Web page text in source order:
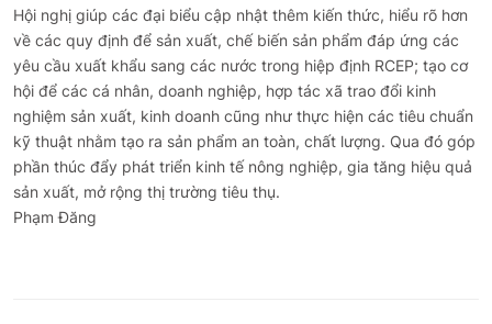
Hội nghị giúp các đại biểu cập nhật thêm kiến thức, hiểu rõ hơn
về các quy định để sản xuất, chế biến sản phẩm đáp ứng các
yêu cầu xuất khẩu sang các nước trong hiệp định RCEP; tạo cơ
hội để các cá nhân, doanh nghiệp, hợp tác xã trao đổi kinh
nghiệm sản xuất, kinh doanh cũng như thực hiện các tiêu chuẩn
kỹ thuật nhằm tạo ra sản phẩm an toàn, chất lượng. Qua đó góp
phần thúc đẩy phát triển kinh tế nông nghiệp, gia tăng hiệu quả
sản xuất, mở rộng thị trường tiêu thụ.
Phạm Đăng